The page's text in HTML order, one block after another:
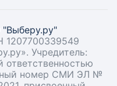
1207700339549
Учредитель:
ответственностью
номер СМИ ЭЛ №